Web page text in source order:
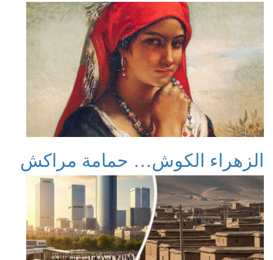
الزهراء الكوش… حمامة مراكش